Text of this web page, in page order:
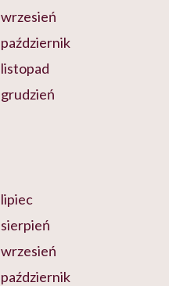
wrzesień
październik
listopad
grudzień
lipiec
sierpień
wrzesień
październik